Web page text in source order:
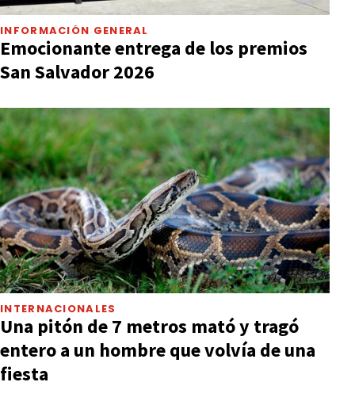
INFORMACIÓN GENERAL
Emocionante entrega de los premios
San Salvador 2026
INTERNACIONALES
Una pitón de 7 metros mató y tragó
entero a un hombre que volvía de una
fiesta